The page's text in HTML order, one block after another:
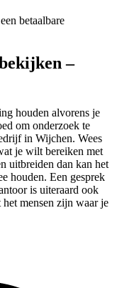
betaalbare
–
houden alvorens je
om onderzoek te
in Wijchen. Wees
je wilt bereiken met
uitbreiden dan kan het
houden. Een gesprek
is uiteraard ook
mensen zijn waar je